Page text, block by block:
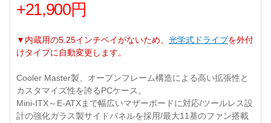
+21,900円
▼内蔵用の5.25インチベイがないため、 光学式ドライブを外付
けタイプに自動変更します。
Cooler Master製、オープンフレーム構造による高い拡張性と
カスタマイズ性を誇るPCケース。
Mini-ITX～E-ATXまで幅広いマザーボードに対応/ツールレス設
計の強化ガラス製サイドパネルを採用/最大11基のファン搭載